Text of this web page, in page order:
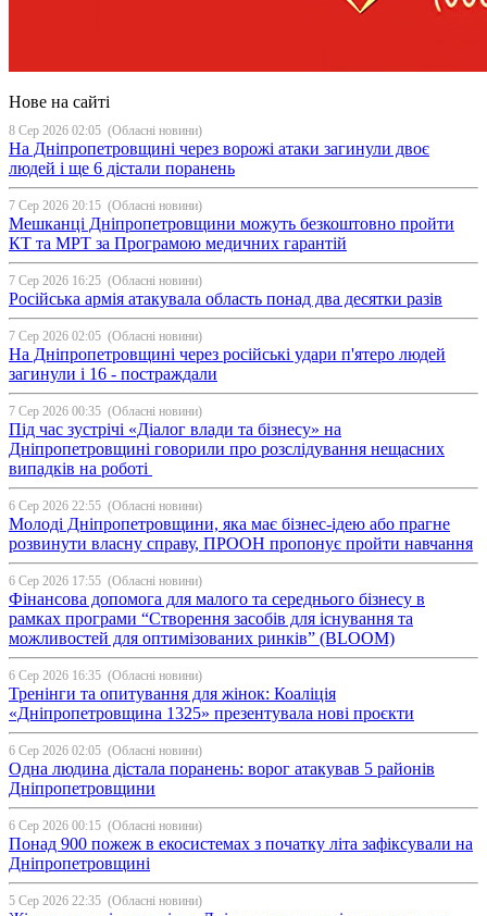
Нове на сайті
8 Сер 2026 02:05 (Обласні новини)
На Дніпропетровщині через ворожі атаки загинули двоє
людей і ще 6 дістали поранень
7 Сер 2026 20:15 (Обласні новини)
Мешканці Дніпропетровщини можуть безкоштовно пройти
КТ та МРТ за Програмою медичних гарантій
7 Сер 2026 16:25 (Обласні новини)
Російська армія атакувала область понад два десятки разів
7 Сер 2026 02:05 (Обласні новини)
На Дніпропетровщині через російські удари п'ятеро людей
загинули і 16 - постраждали
7 Сер 2026 00:35 (Обласні новини)
Під час зустрічі «Діалог влади та бізнесу» на
Дніпропетровщині говорили про розслідування нещасних
випадків на роботі
6 Сер 2026 22:55 (Обласні новини)
Молоді Дніпропетровщини, яка має бізнес-ідею або прагне
розвинути власну справу, ПРООН пропонує пройти навчання
6 Сер 2026 17:55 (Обласні новини)
Фінансова допомога для малого та середнього бізнесу в
рамках програми “Створення засобів для існування та
можливостей для оптимізованих ринків” (BLOOM)
6 Сер 2026 16:35 (Обласні новини)
Тренінги та опитування для жінок: Коаліція
«Дніпропетровщина 1325» презентувала нові проєкти
6 Сер 2026 02:05 (Обласні новини)
Одна людина дістала поранень: ворог атакував 5 районів
Дніпропетровщини
6 Сер 2026 00:15 (Обласні новини)
Понад 900 пожеж в екосистемах з початку літа зафіксували на
Дніпропетровщині
5 Сер 2026 22:35 (Обласні новини)